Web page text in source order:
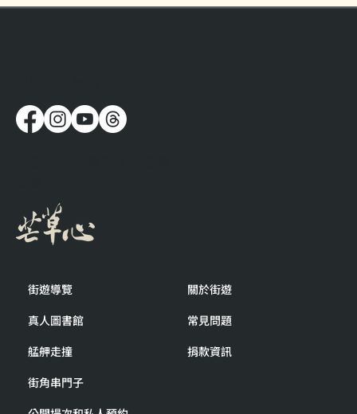
街遊導覽
真人圖書館
艋舺走撞
街角串門子
關於街遊
常見問題
捐款資訊